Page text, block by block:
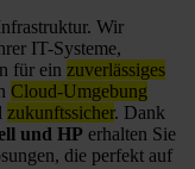
Wir
IT-Systeme,
für ein zuverlässiges
Cloud-Umgebung
zukunftssicher. Dank
und HP erhalten Sie
die perfekt auf